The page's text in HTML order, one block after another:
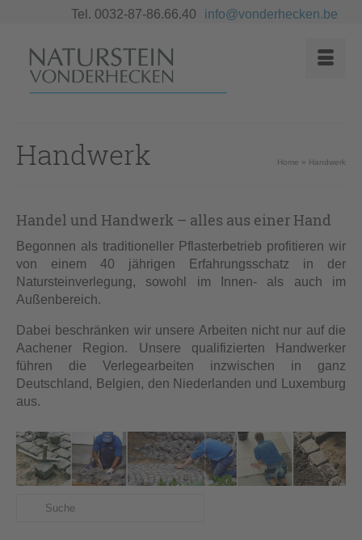
Tel. 0032-87-86.66.40 info@vonderhecken.be
Handwerk Home » Handwerk
Handel und Handwerk – alles aus einer Hand
Begonnen als traditioneller Pflasterbetrieb profitieren wir
von einem 40 jährigen Erfahrungsschatz in der
Natursteinverlegung, sowohl im Innen- als auch im
Außenbereich.
Dabei beschränken wir unsere Arbeiten nicht nur auf die
Aachener Region. Unsere qualifizierten Handwerker
führen die Verlegearbeiten inzwischen in ganz
Deutschland, Belgien, den Niederlanden und Luxemburg
aus.